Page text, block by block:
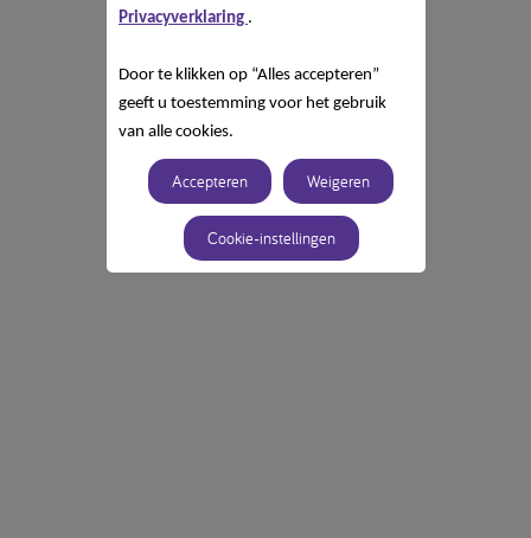
Privacyverklaring .
Door te klikken op “Alles accepteren”
geeft u toestemming voor het gebruik
van alle cookies.
Accepteren Weigeren
Cookie-instellingen